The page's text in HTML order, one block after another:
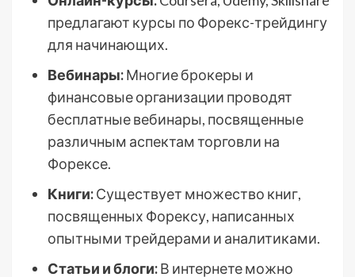
предлагают курсы по Форекс-трейдингу
для начинающих.
Вебинары:Многие брокеры и
финансовые организации проводят
бесплатные вебинары, посвященные
различным аспектам торговли на
Форексе.
Книги:Существует множество книг,
посвященных Форексу, написанных
опытными трейдерами и аналитиками.
Статьи и блоги:В интернете можно